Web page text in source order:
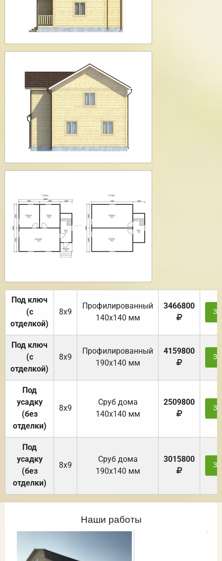
Под ключ
(с
отделкой)
8х9
Профилированный
140х140 мм
3466800
Под ключ
(с
отделкой)
8х9
Профилированный
190х140 мм
4159800
Под
усадку
(без
отделки)
8х9
Cруб дома
140х140 мм
2509800
Под
усадку
(без
отделки)
8х9
Cруб дома
190х140 мм
3015800
Наши работы